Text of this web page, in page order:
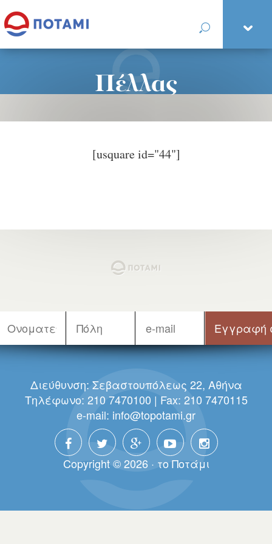
Πέλλας
[usquare id="44"]
Διεύθυνση: Σεβαστουπόλεως 22, Αθήνα
Τηλέφωνο: 210 7470100 | Fax: 210 7470115
e-mail: info@topotami.gr
Copyright © 2026 · τo Πoτάμι